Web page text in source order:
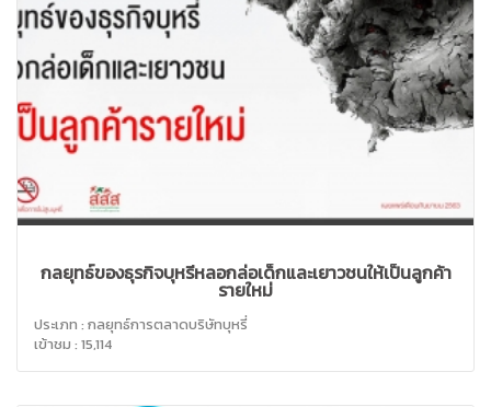
กลยุทธ์ของธุรกิจบุหรี่หลอกล่อเด็กและเยาวชนให้เป็นลูกค้า
รายใหม่
ประเภท : กลยุทธ์การตลาดบริษัทบุหรี่
เข้าชม : 15,114